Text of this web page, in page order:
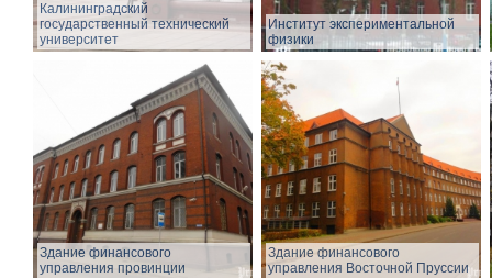
Калининградский
государственный технический
университет
Институт экспериментальной
физики
Здание финансового
управления провинции
Здание финансового
управления Восточной Пруссии